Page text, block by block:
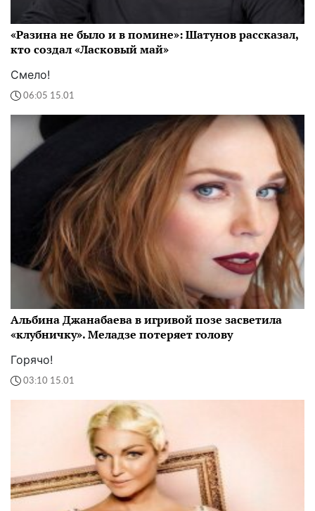
«Разина не было и в помине»: Шатунов рассказал,
кто создал «Ласковый май»
Смело!
06:05 15.01
Альбина Джанабаева в игривой позе засветила
«клубничку». Меладзе потеряет голову
Горячо!
03:10 15.01